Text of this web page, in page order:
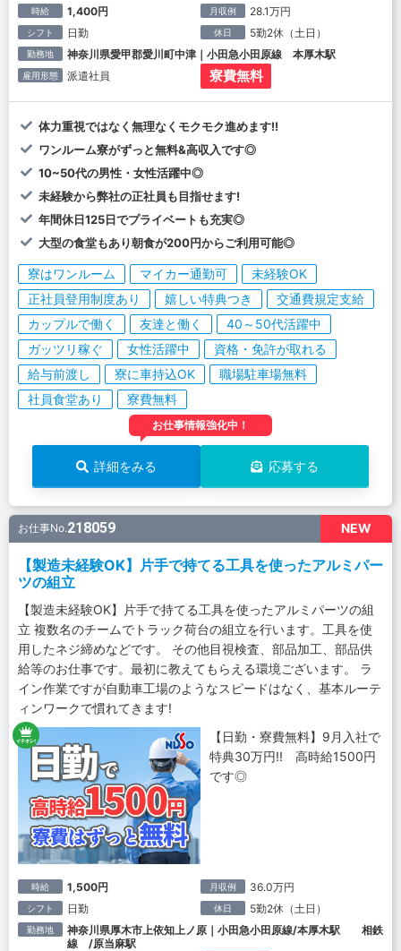
時給 1,400円 月収例 28.1万円
シフト 日勤 休日 5勤2休（土日）
勤務地 神奈川県愛甲郡愛川町中津｜小田急小田原線 本厚木駅
雇用形態 派遣社員 寮費無料
体力重視ではなく無理なくモクモク進めます!!
ワンルーム寮がずっと無料&高収入です◎
10~50代の男性・女性活躍中◎
未経験から弊社の正社員も目指せます!
年間休日125日でプライベートも充実◎
大型の食堂もあり朝食が200円からご利用可能◎
寮はワンルーム マイカー通勤可
未経験OK
正社員登用制度あり
嬉しい特典つき
交通費規定支給
カップルで働く
友達と働く
40～50代活躍中
ガッツリ稼ぐ
女性活躍中
資格・免許が取れる
給与前渡し
寮に車持込OK
職場駐車場無料
社員食堂あり
寮費無料
お仕事情報強化中！
詳細をみる 応募する
NEW
お仕事No.218059
【製造未経験OK】片手で持てる工具を使ったアルミパー
ツの組立
【製造未経験OK】片手で持てる工具を使ったアルミパーツの組
立 複数名のチームでトラック荷台の組立を行います。工具を使
用したネジ締めなどです。 その他目視検査、部品加工、部品供
給等のお仕事です。最初に教えてもらえる環境ございます。 ラ
イン作業ですが自動車工場のようなスピードはなく、基本ルーテ
ィンワークで慣れてきます!
【日勤・寮費無料】9月入社で
特典30万円!! 高時給1500円
です◎
時給 1,500円 月収例 36.0万円
シフト 日勤 休日 5勤2休（土日）
勤務地
神奈川県厚木市上依知上ノ原｜小田急小田原線/本厚木駅 相鉄
線 /原当麻駅